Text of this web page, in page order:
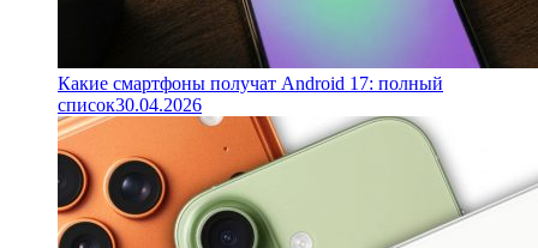
Какие смартфоны получат Android 17: полный
список30.04.2026